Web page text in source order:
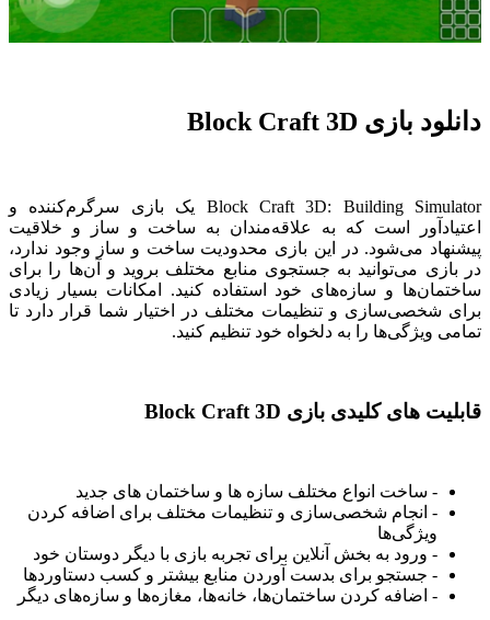
دانلود بازی Block Craft 3D
Block Craft 3D: Building Simulator یک بازی سرگرم‌کننده و
اعتیادآور است که به علاقه‌مندان به ساخت و ساز و خلاقیت
پیشنهاد می‌شود. در این بازی محدودیت ساخت و ساز وجود ندارد،
در بازی می‌توانید به جستجوی منابع مختلف بروید و آن‌ها را برای
ساختمان‌ها و سازه‌های خود استفاده کنید. امکانات بسیار زیادی
برای شخصی‌سازی و تنظیمات مختلف در اختیار شما قرار دارد تا
تمامی ویژگی‌ها را به دلخواه خود تنظیم کنید.
قابلیت های کلیدی بازی Block Craft 3D
- ساخت انواع مختلف سازه ها و ساختمان های جدید
- انجام شخصی‌سازی و تنظیمات مختلف برای اضافه کردن
ویژگی‌ها
- ورود به بخش آنلاین برای تجربه بازی با دیگر دوستان خود
- جستجو برای بدست آوردن منابع بیشتر و کسب دستاوردها
- اضافه کردن ساختمان‌ها، خانه‌ها، مغازه‌ها و سازه‌های دیگر